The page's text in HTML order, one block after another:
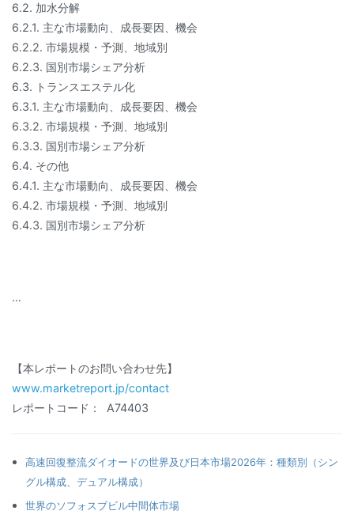
6.2. 加水分解
6.2.1. 主な市場動向、成長要因、機会
6.2.2. 市場規模・予測、地域別
6.2.3. 国別市場シェア分析
6.3. トランスエステル化
6.3.1. 主な市場動向、成長要因、機会
6.3.2. 市場規模・予測、地域別
6.3.3. 国別市場シェア分析
6.4. その他
6.4.1. 主な市場動向、成長要因、機会
6.4.2. 市場規模・予測、地域別
6.4.3. 国別市場シェア分析
…
【本レポートのお問い合わせ先】
www.marketreport.jp/contact
レポートコード： A74403
高速回復整流ダイオードの世界及び日本市場2026年：種類別（シン
グル構成、デュアル構成）
世界のソフォスブビル中間体市場